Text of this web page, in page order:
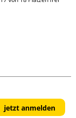
jetzt anmelden